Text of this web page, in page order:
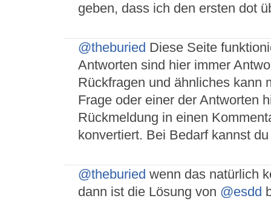
geben, dass ich den ersten dot
@theburied Diese Seite
Antworten sind hier immer
Rückfragen und ähnliches kann
Frage oder einer der Antworten
Rückmeldung in einen
konvertiert. Bei Bedarf kannst
@theburied wenn das natürlich
dann ist die Lösung von @esdd